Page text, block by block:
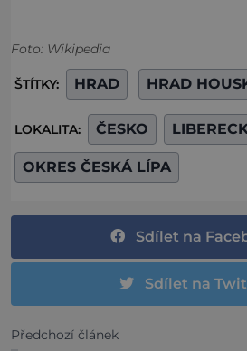
Foto: Wikipedia
ŠTÍTKY: HRAD HRAD
LOKALITA: ČESKO
OKRES ČESKÁ LÍPA
Sdílet na
Sdílet na
Předchozí článek